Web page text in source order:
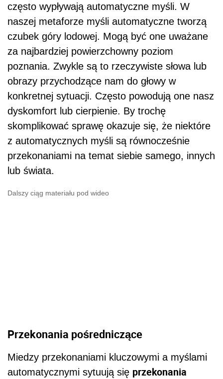
często wypływają automatyczne myśli. W
naszej metaforze myśli automatyczne tworzą
czubek góry lodowej. Mogą być one uważane
za najbardziej powierzchowny poziom
poznania. Zwykle są to rzeczywiste słowa lub
obrazy przychodzące nam do głowy w
konkretnej sytuacji. Często powodują one nasz
dyskomfort lub cierpienie. By trochę
skomplikować sprawę okazuje się, że niektóre
z automatycznych myśli są równocześnie
przekonaniami na temat siebie samego, innych
lub świata.
Dalszy ciąg materiału pod wideo
Przekonania pośredniczące
Miedzy przekonaniami kluczowymi a myślami
automatycznymi sytuują się przekonania